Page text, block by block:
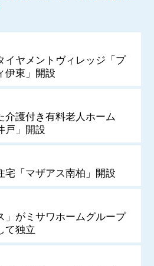
イヤメントヴィレッジ「プ
伊東」開設
介護付き有料老人ホーム
戸」開設
宅「マザアス南柏」開設
」がミサワホームグループ
て独立